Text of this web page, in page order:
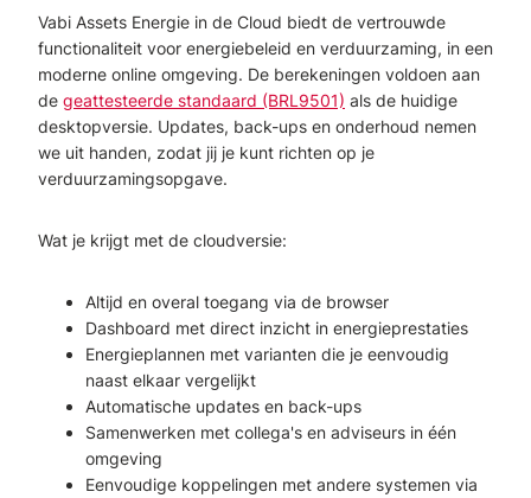
Vabi Assets Energie in de Cloud biedt de vertrouwde
functionaliteit voor energiebeleid en verduurzaming, in een
moderne online omgeving. De berekeningen voldoen aan
de geattesteerde standaard (BRL9501) als de huidige
desktopversie. Updates, back-ups en onderhoud nemen
we uit handen, zodat jij je kunt richten op je
verduurzamingsopgave.
Wat je krijgt met de cloudversie:
Altijd en overal toegang via de browser
Dashboard met direct inzicht in energieprestaties
Energieplannen met varianten die je eenvoudig
naast elkaar vergelijkt
Automatische updates en back-ups
Samenwerken met collega's en adviseurs in één
omgeving
Eenvoudige koppelingen met andere systemen via